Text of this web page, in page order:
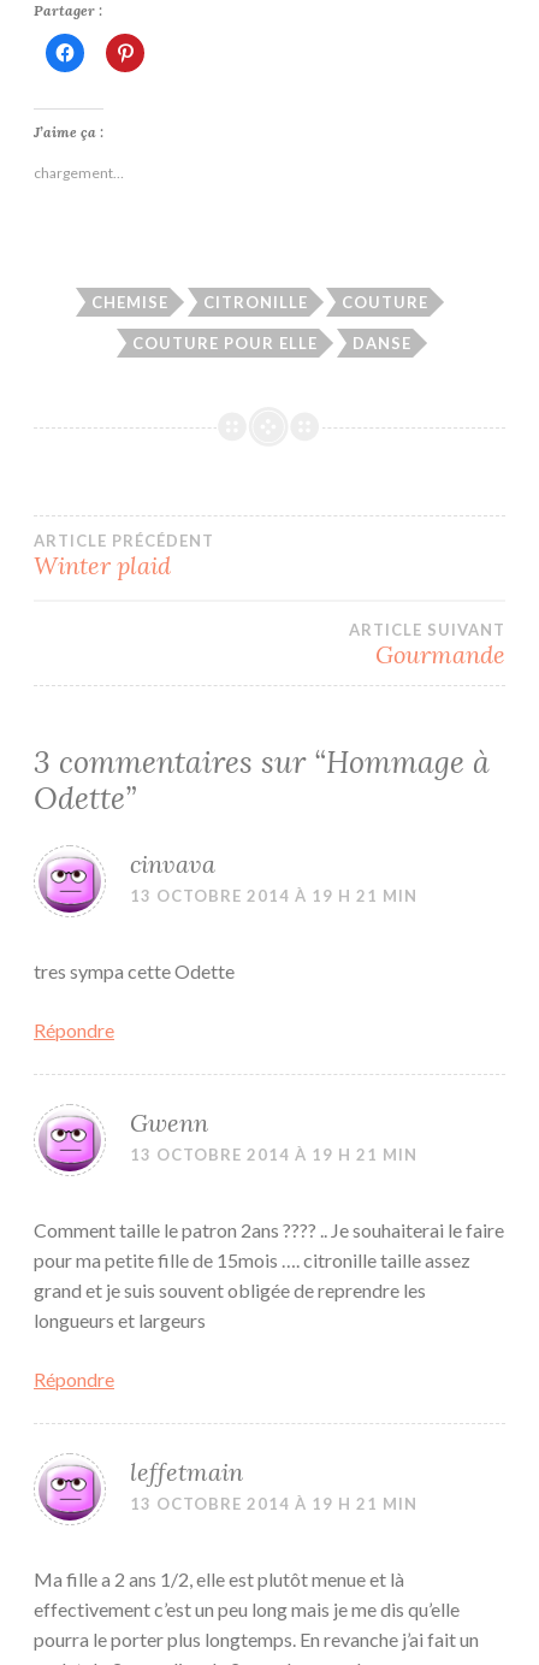
Partager :
Cliquez
pour
Facebook(ouvre
dans
une
fenêtre)
Cliquez
pour
J’aime ça :
chargement…
CHEMISE CITRONILLE COUTURE
COUTURE POUR ELLE DANSE
Navigation
ARTICLE PRÉCÉDENT
Winter plaid
ARTICLE SUIVANT
Gourmande
3 commentaires sur “Hommage à
Odette”
cinvava
13 OCTOBRE 2014 À 19 H 21 MIN
tres sympa cette Odette
Répondre
Gwenn
13 OCTOBRE 2014 À 19 H 21 MIN
Comment taille le patron 2ans ???? .. Je souhaiterai le faire
pour ma petite fille de 15mois …. citronille taille assez
grand et je suis souvent obligée de reprendre les
longueurs et largeurs
Répondre
leffetmain
13 OCTOBRE 2014 À 19 H 21 MIN
Ma fille a 2 ans 1/2, elle est plutôt menue et là
effectivement c’est un peu long mais je me dis qu’elle
pourra le porter plus longtemps. En revanche j’ai fait un